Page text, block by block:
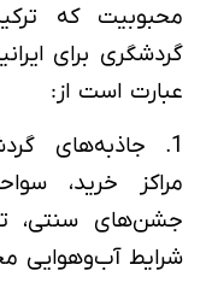
محبوبیت که
گردشگری برای
عبارت است از:
1. جاذبه‌های
مراکز خرید،
جشن‌های سنتی،
شرایط آب‌وهوایی